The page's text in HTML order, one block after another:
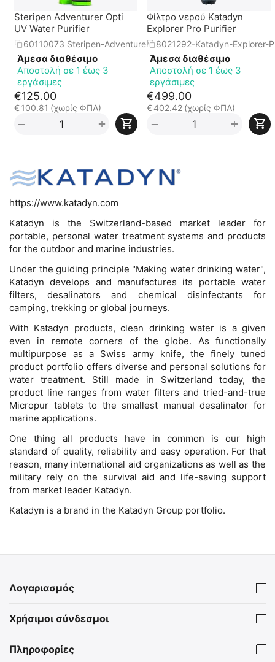
https://www.katadyn.com
Katadyn is the Switzerland-based market leader for
portable, personal water treatment systems and products
for the outdoor and marine industries.
Under the guiding principle "Making water drinking water",
Katadyn develops and manufactures its portable water
filters, desalinators and chemical disinfectants for
camping, trekking or global journeys.
With Katadyn products, clean drinking water is a given
even in remote corners of the globe. As functionally
multipurpose as a Swiss army knife, the finely tuned
product portfolio offers diverse and personal solutions for
water treatment. Still made in Switzerland today, the
product line ranges from water filters and tried-and-true
Micropur tablets to the smallest manual desalinator for
marine applications.
One thing all products have in common is our high
standard of quality, reliability and easy operation. For that
reason, many international aid organizations as well as the
military rely on the survival aid and life-saving support
from market leader Katadyn.
Katadyn is a brand in the Katadyn Group portfolio.
Steripen Adventurer Opti
UV Water Purifier
60110073 Steripen-Adventurer
Άμεσα διαθέσιμο
Αποστολή σε 1 έως 3
εργάσιμες
€125.00
€ 100.81 (χωρίς ΦΠΑ)
+
−
Φίλτρο νερού Katadyn
Explorer Pro Purifier
8021292-Katadyn-Explorer-
Άμεσα διαθέσιμο
Αποστολή σε 1 έως 3
εργάσιμες
€499.00
€402.42 (χωρίς ΦΠΑ)
+
−
Λογαριασμός
Χρήσιμοι σύνδεσμοι
Πληροφορίες